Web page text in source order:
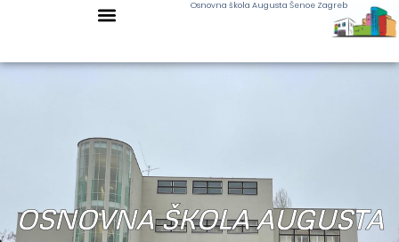
Osnovna škola Augusta Šenoe Zagreb
OSNOVNA ŠKOLA AUGUSTA